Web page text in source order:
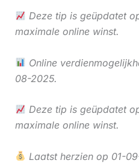
Deze tip is geüpdatet
maximale online winst.
Online
08-2025.
Deze tip is geüpdatet
maximale online winst.
Laatst herzien op 01-